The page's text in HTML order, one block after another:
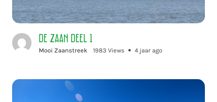
De Zaan deel 1
Mooi Zaanstreek 1983 Views 4 jaar ago